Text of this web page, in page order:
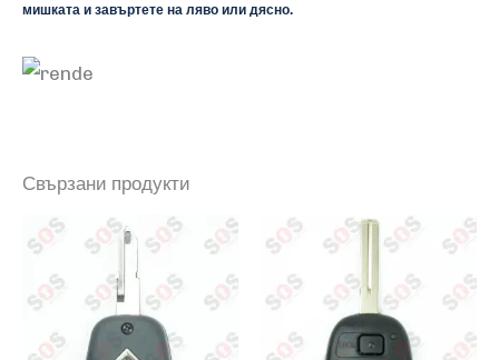
мишката и завъртете на ляво или дясно.
Свързани продукти